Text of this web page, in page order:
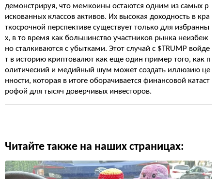
демонстрируя, что мемкоины остаются одним из самых р
искованных классов активов. Их высокая доходность в кра
ткосрочной перспективе существует только для избранны
х, в то время как большинство участников рынка неизбеж
но сталкиваются с убытками. Этот случай с $TRUMP войде
т в историю криптовалют как еще один пример того, как п
олитический и медийный шум может создать иллюзию це
нности, которая в итоге оборачивается финансовой катаст
рофой для тысяч доверчивых инвесторов.
Читайте также на наших страницах: